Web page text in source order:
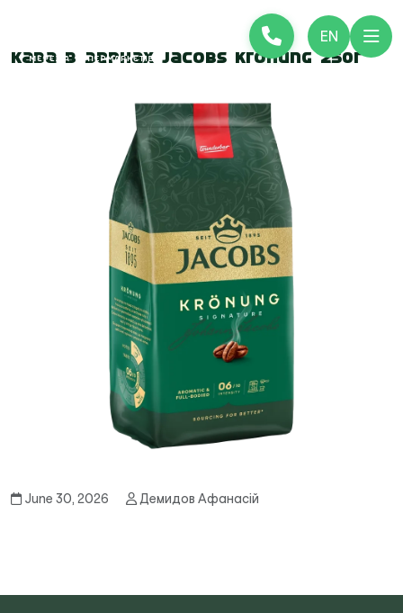
EN
Кава в зернах Jacobs Kronung 250г
June 30, 2026 Демидов Афанасій